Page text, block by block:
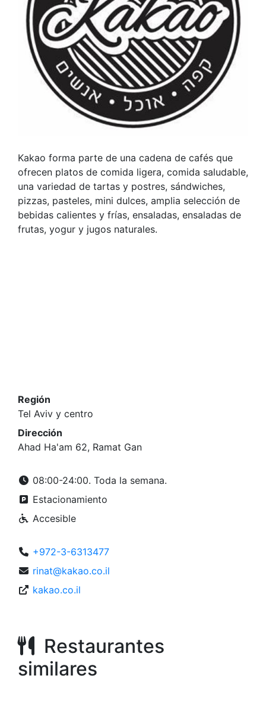
Kakao forma parte de una cadena de cafés que
ofrecen platos de comida ligera, comida saludable,
una variedad de tartas y postres, sándwiches,
pizzas, pasteles, mini dulces, amplia selección de
bebidas calientes y frías, ensaladas, ensaladas de
frutas, yogur y jugos naturales.
Región
Tel Aviv y centro
Dirección
Ahad Ha'am 62, Ramat Gan
08:00-24:00. Toda la semana.
Estacionamiento
Accesible
+972-3-6313477
rinat@kakao.co.il
kakao.co.il
Restaurantes
similares